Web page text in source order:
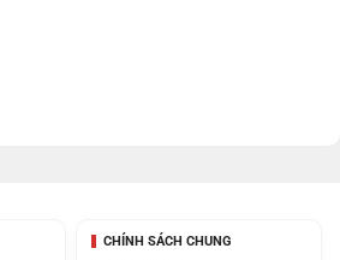
3
CHÍNH SÁCH CHUNG